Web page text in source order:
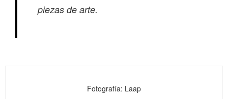
piezas de arte.
Fotografía: Laap